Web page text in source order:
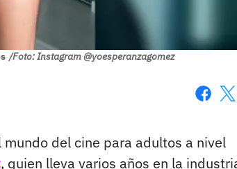
/Foto: Instagram @yoesperanzagomez
del cine para adultos a nivel
, quien lleva varios años en la